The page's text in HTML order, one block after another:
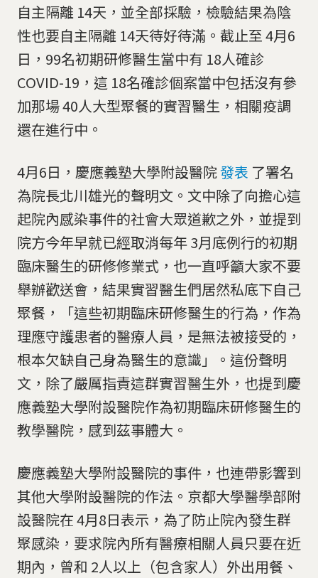
自主隔離 14天，並全部採驗，檢驗結果為陰
性也要自主隔離 14天待好待滿。截止至 4月6
日，99名初期研修醫生當中有 18人確診
COVID-19，這 18名確診個案當中包括沒有參
加那場 40人大型聚餐的實習醫生，相關疫調
還在進行中。
4月6日，慶應義塾大學附設醫院發表 了署名
為院長北川雄光的聲明文。文中除了向擔心這
起院內感染事件的社會大眾道歉之外，並提到
院方今年早就已經取消每年 3月底例行的初期
臨床醫生的研修修業式，也一直呼籲大家不要
舉辦歡送會，結果實習醫生們居然私底下自己
聚餐，「這些初期臨床研修醫生的行為，作為
理應守護患者的醫療人員，是無法被接受的，
根本欠缺自己身為醫生的意識」。這份聲明
文，除了嚴厲指責這群實習醫生外，也提到慶
應義塾大學附設醫院作為初期臨床研修醫生的
教學醫院，感到茲事體大。
慶應義塾大學附設醫院的事件，也連帶影響到
其他大學附設醫院的作法。京都大學醫學部附
設醫院在 4月8日表示，為了防止院內發生群
聚感染，要求院內所有醫療相關人員只要在近
期內，曾和 2人以上（包含家人）外出用餐、